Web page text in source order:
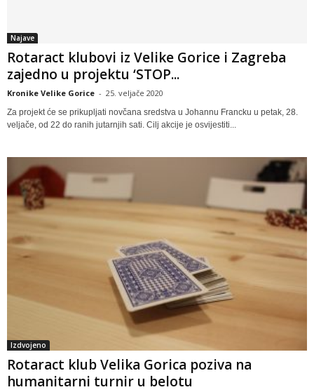
Najave
Rotaract klubovi iz Velike Gorice i Zagreba
zajedno u projektu ‘STOP...
Kronike Velike Gorice - 25. veljače 2020
Za projekt će se prikupljati novčana sredstva u Johannu Francku u petak, 28.
veljače, od 22 do ranih jutarnjih sati. Cilj akcije je osvijestiti...
Izdvojeno
Rotaract klub Velika Gorica poziva na
humanitarni turnir u belotu